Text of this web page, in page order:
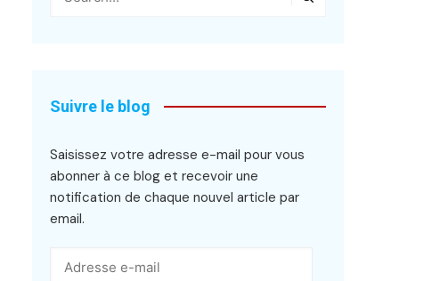
Suivre le blog
Saisissez votre adresse e-mail pour vous
abonner à ce blog et recevoir une
notification de chaque nouvel article par
email.